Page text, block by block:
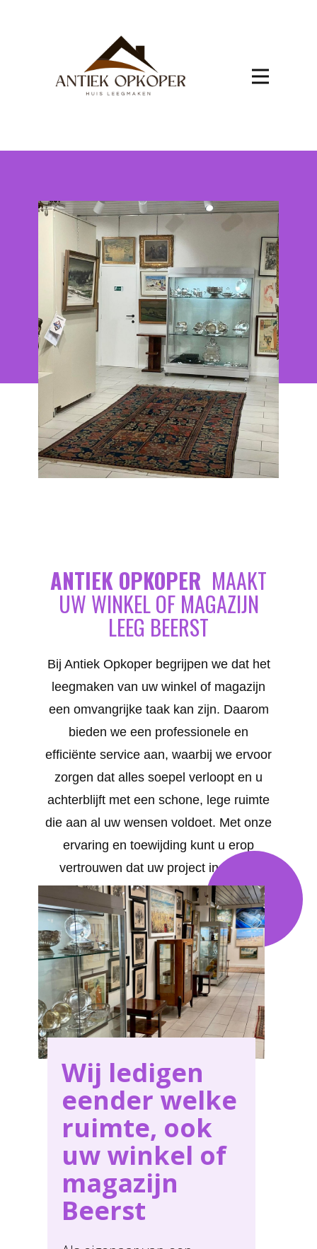
ANTIEK OPKOPER MAAKT
UW WINKEL OF MAGAZIJN
LEEG BEERST
Bij Antiek Opkoper begrijpen we dat het
leegmaken van uw winkel of magazijn
een omvangrijke taak kan zijn. Daarom
bieden we een professionele en
efficiënte service aan, waarbij we ervoor
zorgen dat alles soepel verloopt en u
achterblijft met een schone, lege ruimte
die aan al uw wensen voldoet. Met onze
ervaring en toewijding kunt u erop
vertrouwen dat uw project in goede
handen is. Uw tevredenheid staat bij
ons voorop. We bieden op maat
gemaakte oplossingen voor al uw
behoeften in Beerst .
Wij ledigen
eender welke
ruimte, ook
uw winkel of
magazijn
Beerst